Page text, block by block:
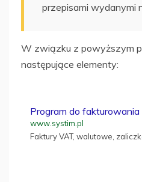
przepisami wydanymi
W związku z powyższym
następujące elementy:
Program do fakturowania
www.systim.pl
Faktury VAT, walutowe,